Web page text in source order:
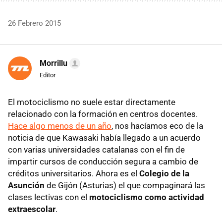
26 Febrero 2015
Morrillu
Editor
El motociclismo no suele estar directamente
relacionado con la formación en centros docentes.
Hace algo menos de un año, nos hacíamos eco de la
noticia de que Kawasaki había llegado a un acuerdo
con varias universidades catalanas con el fin de
impartir cursos de conducción segura a cambio de
créditos universitarios. Ahora es el Colegio de la
Asunción de Gijón (Asturias) el que compaginará las
clases lectivas con el motociclismo como actividad
extraescolar.